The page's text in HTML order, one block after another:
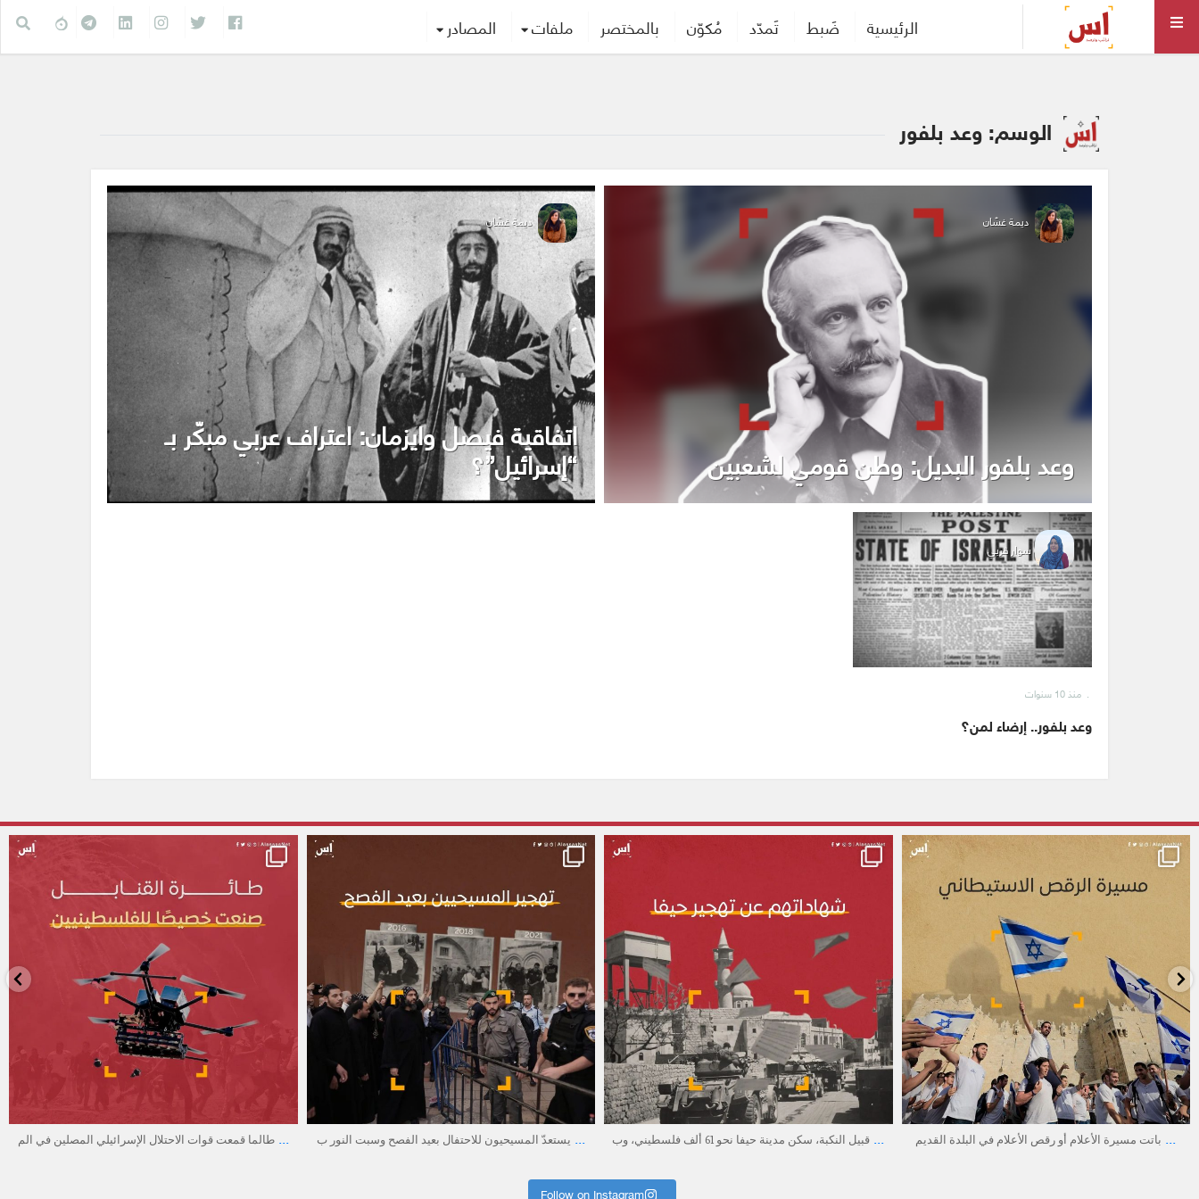
الرئيسية ضَبط تَمدّد مُكوّن بالمختصر ملفات المصادر
الوسم: وعد بلفور
ديمة غسّان
وعد بلفور البديل: وطن قومي لشعبين
ديمة غسّان
اتفاقية فيصل وايزمان: اعتراف عربي مبكّر بـ
“إسرائيل”؟
سوار قربي
منذ 10 سنوات
وعد بلفور.. إرضاء لمن؟
يستعدّ المسيحيون للاحتفال بعيد الفصح وسبت النور ب ...
أبريل 21
قبيل النكبة، سكن مدينة حيفا نحو 61 ألف فلسطيني، وب ...
أبريل 20
باتت مسيرة الأعلام أو رقص الأعلام في البلدة القديم ...
أبريل 18
يمتدّ تاريخ الصراع حول الأذان حتّى ما قبل النكبة؛ ...
Follow on Instagram